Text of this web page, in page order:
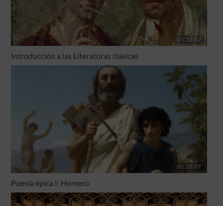
01:53:52
Introducción a las Literaturas clásicas
01:55:27
Poesía épica I: Homero